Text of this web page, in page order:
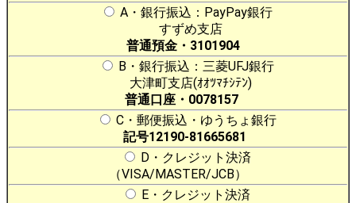
A・銀行振込：PayPay銀行
すずめ支店
普通預金・3101904
B・銀行振込：三菱UFJ銀行
大津町支店(ｵｵﾂﾏﾁｼﾃﾝ)
普通口座・0078157
C・郵便振込・ゆうちょ銀行
記号12190-81665681
D・クレジット決済
（VISA/MASTER/JCB）
E・クレジット決済